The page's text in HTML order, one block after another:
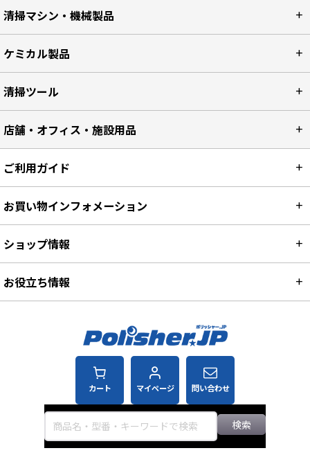
清掃マシン・機械製品
ケミカル製品
清掃ツール
店舗・オフィス・施設用品
カート マイページ 問い合わせ
検索
ご利用ガイド
お買い物インフォメーション
ショップ情報
お役立ち情報